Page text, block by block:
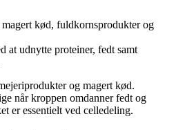
magert kød, fuldkornsprodukter og
at udnytte proteiner, fedt samt
og magert kød.
når kroppen omdanner fedt og
er essentielt ved celledeling.